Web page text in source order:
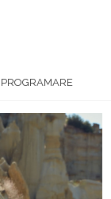
PROGRAMARE